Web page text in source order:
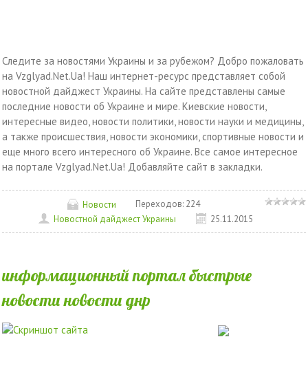
Следите за новостями Украины и за рубежом? Добро пожаловать
на Vzglyad.Net.Ua! Наш интернет-ресурс представляет собой
новостной дайджест Украины. На сайте представлены самые
последние новости об Украине и мире. Киевские новости,
интересные видео, новости политики, новости науки и медицины,
а также происшествия, новости экономики, спортивные новости и
еще много всего интересного об Украине. Все самое интересное
на портале Vzglyad.Net.Ua! Добавляйте сайт в закладки.
Новости Переходов: 224
Новостной дайджест Украины
25.11.2015
информационный портал быстрые
новости новости днр